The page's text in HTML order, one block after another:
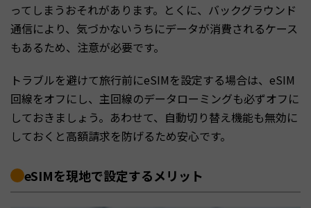
ってしまうおそれがあります。とくに、バックグラウンド
通信により、気づかないうちにデータが消費されるケース
もあるため、注意が必要です。
トラブルを避けて旅行前にeSIMを設定する場合は、eSIM
回線をオフにし、主回線のデータローミングも必ずオフに
しておきましょう。あわせて、自動切り替え機能も無効に
しておくと高額請求を防げるため安心です。
eSIMを現地で設定するメリット